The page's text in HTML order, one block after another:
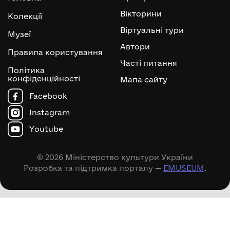
Колекції
Музеї
Правила користування
Політика
конфіденційності
Вікторини
Віртуальні тури
Автори
Часті питання
Мапа сайту
Facebook
Instagram
Youtube
© 2026 Міністерство культури України
Розробка та підтримка порталу — EMUSEUM.